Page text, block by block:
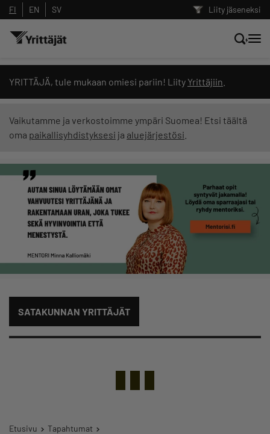
Liity jäseneksi
FI EN SV
YRITTÄJÄ, tule mukaan omiesi pariin! Liity Yrittäjiin
Vaikutamme ja verkostoimme ympäri Suomea! Etsi täältä
oma paikallisyhdistyksesi ja aluejärjestösi
SATAKUNNAN YRITTÄJÄT
Etusivu
Tapahtumat
Hae sivustolta tai kysy suoraan
Yrittäjien tekoälyltä
Suodata hakutuloksia: näytä kaikki sisältö